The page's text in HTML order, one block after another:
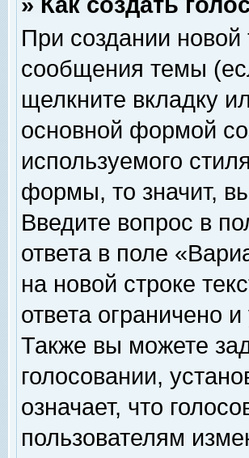
При создании
сообщения темы
щелкните вкладку
основной формой
используемого
формы, то значит,
Введите вопрос в
ответа в поле
на новой строке
ответа ограничено
Также вы можете
голосовании,
означает, что
пользователям